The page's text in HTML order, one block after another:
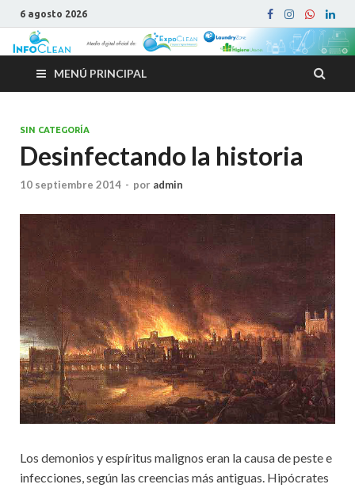
6 agosto 2026
MENÚ PRINCIPAL
SIN CATEGORÍA
Desinfectando la historia
10 septiembre 2014 - por admin
Los demonios y espíritus malignos eran la causa de peste e
infecciones, según las creencias más antiguas. Hipócrates